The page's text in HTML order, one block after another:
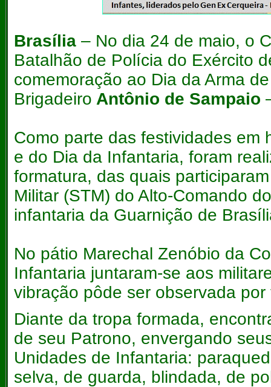
Brasília – No dia 24 de maio, o
Batalhão de Polícia do Exército
comemoração ao Dia da Arma
Brigadeiro Antônio de Sampaio
Como parte das festividades
e do Dia da Infantaria, foram
formatura, das quais
Militar (STM) do Alto-Comando
infantaria da Guarnição de
No pátio Marechal Zenóbio da
Infantaria juntaram-se aos
vibração pôde ser observada
Diante da tropa formada,
de seu Patrono, envergando
Unidades de Infantaria:
selva, de guarda, blindada, de